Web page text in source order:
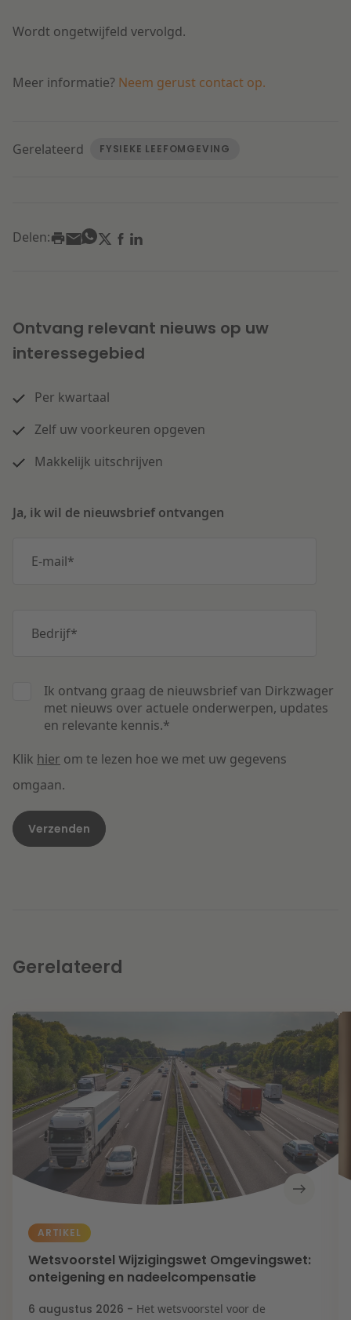
Wordt ongetwijfeld vervolgd.
Meer informatie? Neem gerust contact op.
Gerelateerd FYSIEKE LEEFOMGEVING
Delen:
Ontvang relevant nieuws op uw
interessegebied
Per kwartaal
Zelf uw voorkeuren opgeven
Makkelijk uitschrijven
Ja, ik wil de nieuwsbrief ontvangen
E-mail*
Bedrijf*
Ik ontvang graag de nieuwsbrief van Dirkzwager
met nieuws over actuele onderwerpen, updates
en relevante kennis.*
Klik hier om te lezen hoe we met uw gegevens
omgaan.
Gerelateerd
ARTIKEL
Wetsvoorstel Wijzigingswet Omgevingswet:
onteigening en nadeelcompensatie
6 augustus 2026 - Het wetsvoorstel voor de